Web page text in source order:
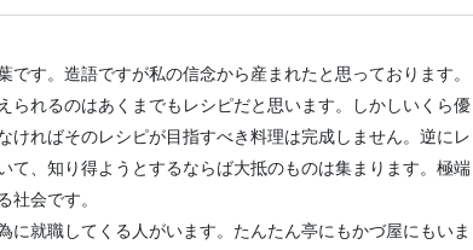
す。造語ですが私の信念から産まれたと思っております。
れるのはあくまでもレシピだと思います。しかしいくら優
ければそのレシピが目指すべき料理は完成しません。逆にレ
て、知り得ようとするならば大抵のものは集まります。極端
社会です。
就職してくる人がいます。たんたん亭にもかづ屋にもいま